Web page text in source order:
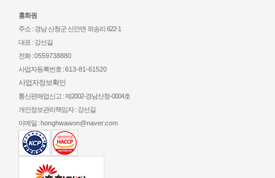
홍화원
주소 : 경남 산청군 신안면 외송리 622-1
대표 : 강선길
전화 :0559738880
사업자등록번호 :613-81-61520
사업자정보확인
통신판매업신고 : 제2002-경남산청-0004호
개인정보관리책임자 : 강선길
이메일 :honghwawon@naver.com